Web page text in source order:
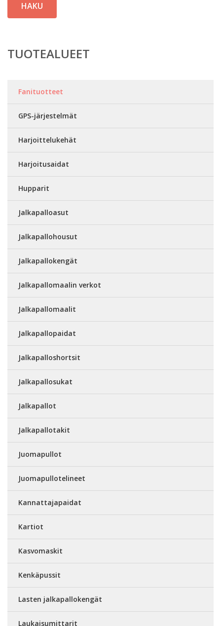
HAKU
TUOTEALUEET
Fanituotteet
GPS-järjestelmät
Harjoittelukehät
Harjoitusaidat
Hupparit
Jalkapalloasut
Jalkapallohousut
Jalkapallokengät
Jalkapallomaalin verkot
Jalkapallomaalit
Jalkapallopaidat
Jalkapalloshortsit
Jalkapallosukat
Jalkapallot
Jalkapallotakit
Juomapullot
Juomapullotelineet
Kannattajapaidat
Kartiot
Kasvomaskit
Kenkäpussit
Lasten jalkapallokengät
Laukaisumittarit